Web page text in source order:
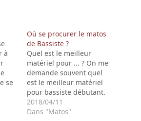
à
se
Où se procurer le matos
de Bassiste ?
Quel est le meilleur
matériel pour ... ? On me
demande souvent quel
est le meilleur matériel
pour bassiste débutant.
Pour telle ou telle
application et usage. Une
2018/04/11
Dans "Matos"